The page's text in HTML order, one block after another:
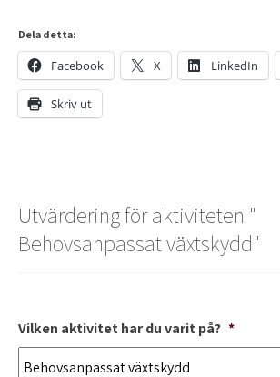
Dela detta:
Facebook X LinkedIn
Skriv ut
Utvärdering för aktiviteten "
Behovsanpassat växtskydd"
Vilken aktivitet har du varit på? *